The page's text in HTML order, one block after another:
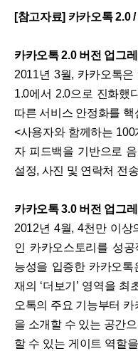
[참고자료] 카카오톡 2.0
카카오톡 2.0 버전 업그
2011년 3월, 카카오톡
1.0에서 2.0으로 진화했
따른 서비스 안정화를
<사용자와 함께하는
자 피드백을 기반으로
설정, 사진 및 연락처 전
카카오톡 3.0 버전 업그
2012년 4월, 4천만 이상
인 카카오스토리를 성
능성을 입증한 카카오
재의 ‘더보기’ 영역을 최
오톡의 주요 기능부터
을 소개할 수 있는 공간
할 수 있는 게이트 역할